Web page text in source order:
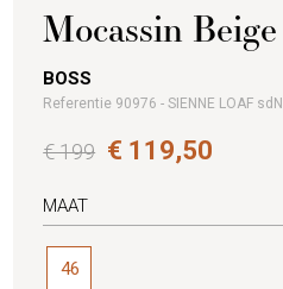
Mocassin Beige
BOSS
Referentie 90976 - SIENNE LOAF sdN
€ 199 € 119,50
MAAT
46